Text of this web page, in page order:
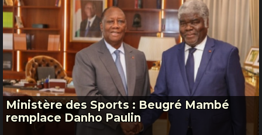
Ministère des Sports : Beugré Mambé
remplace Danho Paulin